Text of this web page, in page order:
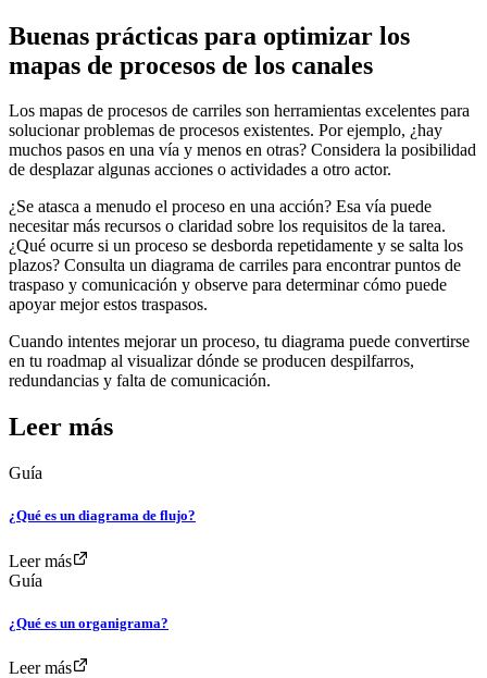
Buenas prácticas para optimizar los
mapas de procesos de los canales
Los mapas de procesos de carriles son herramientas excelentes para
solucionar problemas de procesos existentes. Por ejemplo, ¿hay
muchos pasos en una vía y menos en otras? Considera la posibilidad
de desplazar algunas acciones o actividades a otro actor.
¿Se atasca a menudo el proceso en una acción? Esa vía puede
necesitar más recursos o claridad sobre los requisitos de la tarea.
¿Qué ocurre si un proceso se desborda repetidamente y se salta los
plazos? Consulta un diagrama de carriles para encontrar puntos de
traspaso y comunicación y observe para determinar cómo puede
apoyar mejor estos traspasos.
Cuando intentes mejorar un proceso, tu diagrama puede convertirse
en tu roadmap al visualizar dónde se producen despilfarros,
redundancias y falta de comunicación.
Leer más
Guía
¿Qué es un diagrama de flujo?
Leer más
Guía
¿Qué es un organigrama?
Leer más